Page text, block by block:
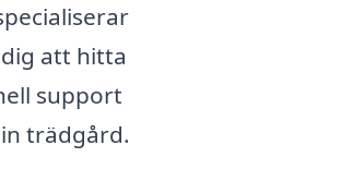
att hitta
support
trädgård.